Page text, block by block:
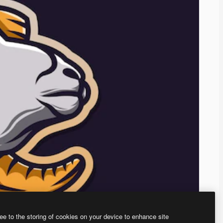
to the storing of cookies on your device to enhance site